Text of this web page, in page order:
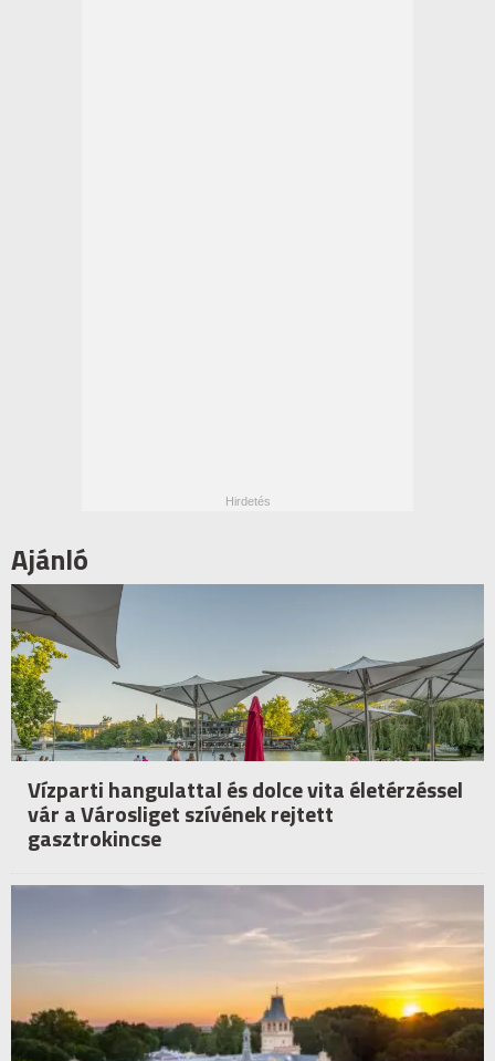
Ajánló
Vízparti hangulattal és dolce vita életérzéssel
vár a Városliget szívének rejtett
gasztrokincse